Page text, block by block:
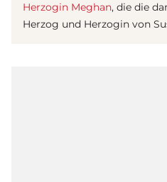
Herzogin Meghan, die die
Herzog und Herzogin von